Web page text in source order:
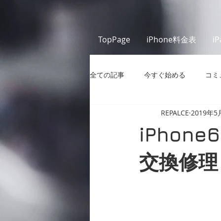
TopPage iPhone料金表
全ての記事 今すぐ始める コ
交換修理
REPALCE 2019年5